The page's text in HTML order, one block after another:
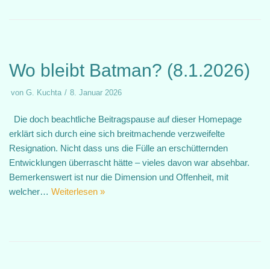
Wo bleibt Batman? (8.1.2026)
von G. Kuchta 8. Januar 2026
Die doch beachtliche Beitragspause auf dieser Homepage
erklärt sich durch eine sich breitmachende verzweifelte
Resignation. Nicht dass uns die Fülle an erschütternden
Entwicklungen überrascht hätte – vieles davon war absehbar.
Bemerkenswert ist nur die Dimension und Offenheit, mit
welcher… Weiterlesen »